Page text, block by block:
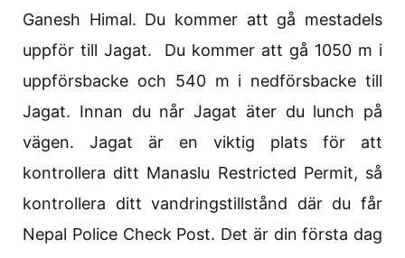
Ganesh Himal. Du kommer att gå mestadels
uppför till Jagat. Du kommer att gå 1050 m i
uppförsbacke och 540 m i nedförsbacke till
Jagat. Innan du når Jagat äter du lunch på
vägen. Jagat är en viktig plats för att
kontrollera ditt Manaslu Restricted Permit, så
kontrollera ditt vandringstillstånd där du får
Nepal Police Check Post. Det är din första dag